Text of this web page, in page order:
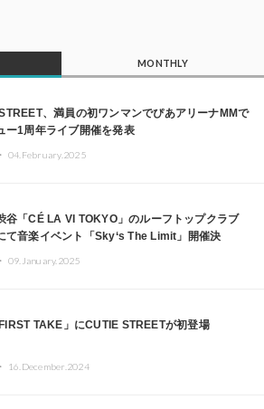
MONTHLY
、満員の初ワンマンでぴあアリーナMMで
ー1周年ライブ開催を発表
04.February.2025
谷「CÉ LA VI TOKYO」のルーフトップクラブ
て音楽イベント「Sky‘s The Limit」開催決
09.January.2025
FIRST TAKE」にCUTIE STREETが初登場
16.December.2024